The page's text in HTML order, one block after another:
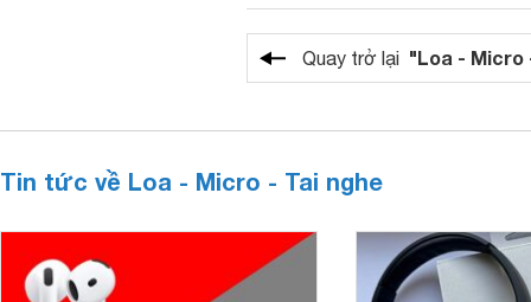
Quay trở lại "Loa - Micro
Tin tức về Loa - Micro - Tai nghe